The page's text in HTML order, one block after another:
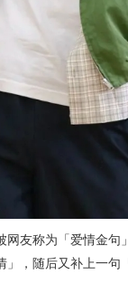
友称为「爱情金
，随后又补上一句